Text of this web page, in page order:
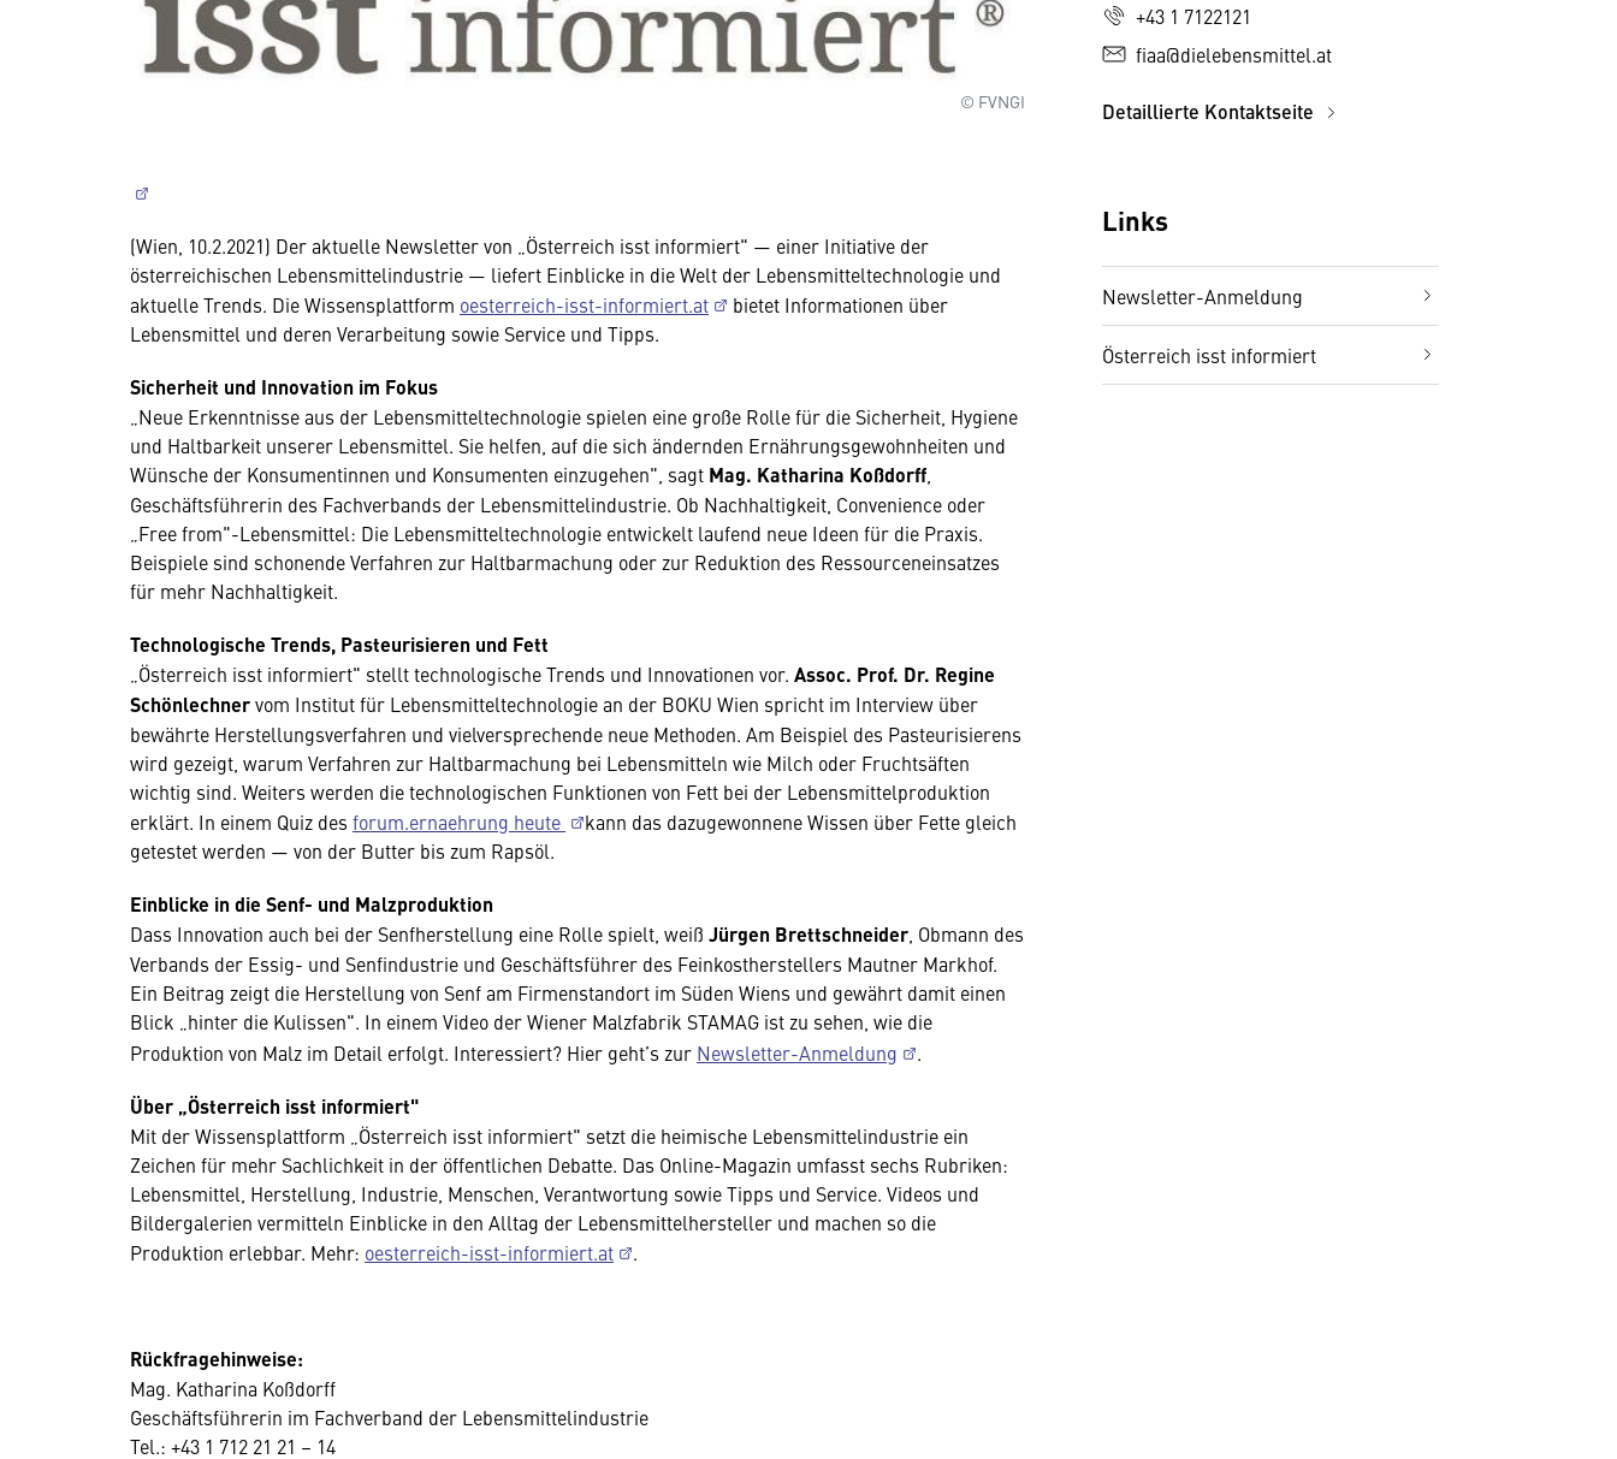
© FVNGI
(Wien, 10.2.2021) Der aktuelle Newsletter von „Österreich isst informiert" — einer Initiative der
österreichischen Lebensmittelindustrie — liefert Einblicke in die Welt der Lebensmitteltechnologie und
aktuelle Trends. Die Wissensplattform oesterreich-isst-informiert.at
bietet Informationen über
Lebensmittel und deren Verarbeitung sowie Service und Tipps.
Sicherheit und Innovation im Fokus
„Neue Erkenntnisse aus der Lebensmitteltechnologie spielen eine große Rolle für die Sicherheit, Hygiene
und Haltbarkeit unserer Lebensmittel. Sie helfen, auf die sich ändernden Ernährungsgewohnheiten und
Wünsche der Konsumentinnen und Konsumenten einzugehen", sagt Mag. Katharina Koßdorff
Geschäftsführerin des Fachverbands der Lebensmittelindustrie. Ob Nachhaltigkeit, Convenience oder
„Free from"-Lebensmittel: Die Lebensmitteltechnologie entwickelt laufend neue Ideen für die Praxis.
Beispiele sind schonende Verfahren zur Haltbarmachung oder zur Reduktion des Ressourceneinsatzes
für mehr Nachhaltigkeit.
Technologische Trends, Pasteurisieren und Fett
„Österreich isst informiert" stellt technologische Trends und Innovationen vor. Assoc. Prof. Dr. Regine
Schönlechnervom Institut für Lebensmitteltechnologie an der BOKU Wien spricht im Interview über
bewährte Herstellungsverfahren und vielversprechende neue Methoden. Am Beispiel des Pasteurisierens
wird gezeigt, warum Verfahren zur Haltbarmachung bei Lebensmitteln wie Milch oder Fruchtsäften
wichtig sind. Weiters werden die technologischen Funktionen von Fett bei der Lebensmittelproduktion
erklärt. In einem Quiz des forum.ernaehrung heute
kann das dazugewonnene Wissen über Fette gleich
getestet werden — von der Butter bis zum Rapsöl.
Einblicke in die Senf- und Malzproduktion
Dass Innovation auch bei der Senfherstellung eine Rolle spielt, weiß Jürgen Brettschneider , Obmann des
Verbands der Essig- und Senfindustrie und Geschäftsführer des Feinkostherstellers Mautner Markhof.
Ein Beitrag zeigt die Herstellung von Senf am Firmenstandort im Süden Wiens und gewährt damit einen
Blick „hinter die Kulissen". In einem Video der Wiener Malzfabrik STAMAG ist zu sehen, wie die
Produktion von Malz im Detail erfolgt. Interessiert? Hier geht’s zur Newsletter-Anmeldung .
Über „Österreich isst informiert"
Mit der Wissensplattform „Österreich isst informiert" setzt die heimische Lebensmittelindustrie ein
Zeichen für mehr Sachlichkeit in der öffentlichen Debatte. Das Online-Magazin umfasst sechs Rubriken:
Lebensmittel, Herstellung, Industrie, Menschen, Verantwortung sowie Tipps und Service. Videos und
Bildergalerien vermitteln Einblicke in den Alltag der Lebensmittelhersteller und machen so die
Produktion erlebbar. Mehr: oesterreich-isst-informiert.at .
Rückfragehinweise:
Mag. Katharina Koßdorff
Geschäftsführerin im Fachverband der Lebensmittelindustrie
Tel.: +43 1 712 21 21 – 14
+43 1 7122121
fiaa@dielebensmittel.at
Detaillierte Kontaktseite
Links
Newsletter-Anmeldung
Österreich isst informiert